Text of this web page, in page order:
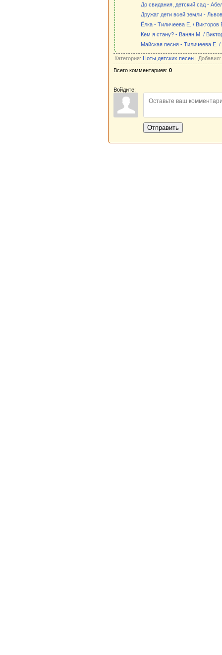
До свидания, детский сад -
Дружат дети всей земли -
Ёлка - Тиличеева Е. / Викторов
Кем я стану? - Ванян М. /
Майская песня - Тиличеева Е. /
Категория: Ноты детских песен | Добавил:
Всего комментариев: 0
Войдите:
Отправить